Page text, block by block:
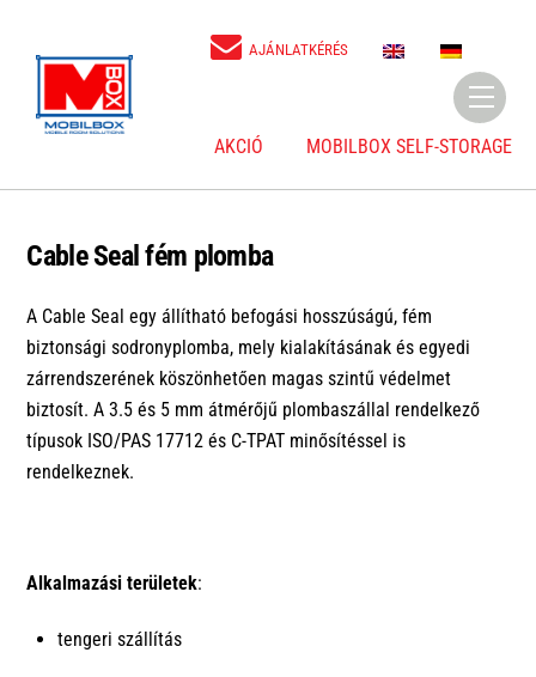
AJÁNLATKÉRÉS
E
D
Menu
AKCIÓ MOBILBOX SELF-STORAGE
Cable Seal fém plomba
A Cable Seal egy állítható befogási hosszúságú, fém
biztonsági sodronyplomba, mely kialakításának és egyedi
zárrendszerének köszönhetően magas szintű védelmet
biztosít. A 3.5 és 5 mm átmérőjű plombaszállal rendelkező
típusok ISO/PAS 17712 és C-TPAT minősítéssel is
rendelkeznek.
Alkalmazási területek:
tengeri szállítás